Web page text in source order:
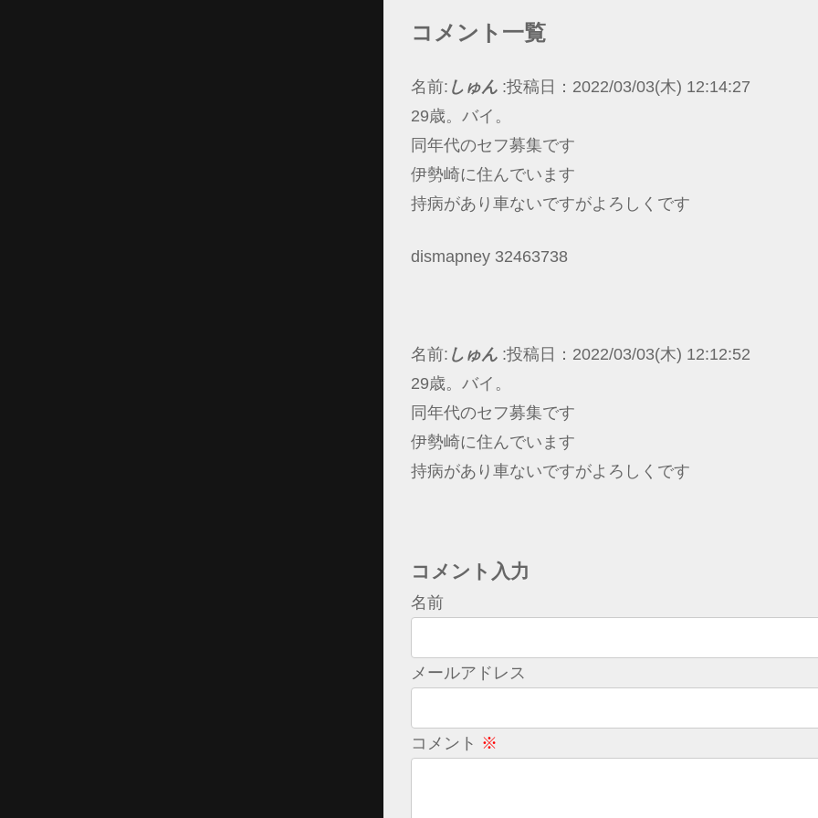
コメント一覧
名前: しゅん :投稿日：2022/03/03(木) 12:14:27
29歳。バイ。
同年代のセフ募集です
伊勢崎に住んでいます
持病があり車ないですがよろしくです
dismapney 32463738
名前: しゅん :投稿日：2022/03/03(木) 12:12:52
29歳。バイ。
同年代のセフ募集です
伊勢崎に住んでいます
持病があり車ないですがよろしくです
コメント入力
名前
メールアドレス
コメント ※